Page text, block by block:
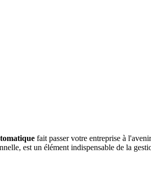
fait passer votre entreprise à
est un élément indispensable de la